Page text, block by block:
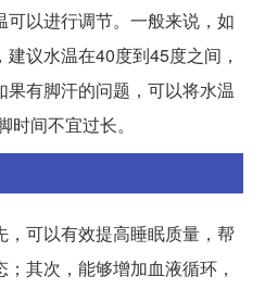
以进行调节。一般来说，如
议水温在40度到45度之间，
有脚汗的问题，可以将水温
间不宜过长。
可以有效提高睡眠质量，帮
其次，能够增加血液循环，